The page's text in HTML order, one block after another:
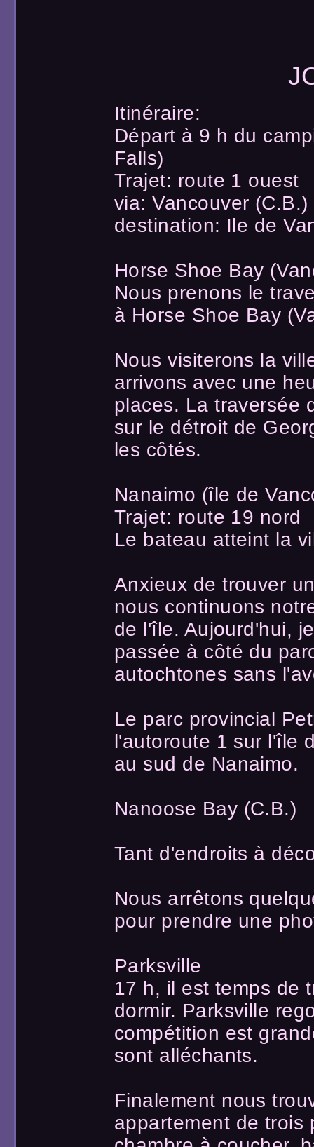
Itinéraire:
Départ à 9 h du
Falls)
Trajet: route 1 ouest
via: Vancouver (C.B.)
destination: Ile de
Horse Shoe Bay
Nous prenons le
à Horse Shoe Bay
Nous visiterons la
arrivons avec une
places. La traversée
sur le détroit de
les côtés.
Nanaimo (île de
Trajet: route 19 nord
Le bateau atteint la
Anxieux de trouver
nous continuons
de l'île. Aujourd'hui,
passée à côté du
autochtones sans
Le parc provincial
l'autoroute 1 sur l'île
au sud de Nanaimo.
Nanoose Bay (C.B.)
Tant d'endroits à
Nous arrêtons
pour prendre une
Parksville
17 h, il est temps de
dormir. Parksville
compétition est
sont alléchants.
Finalement nous
appartement de trois